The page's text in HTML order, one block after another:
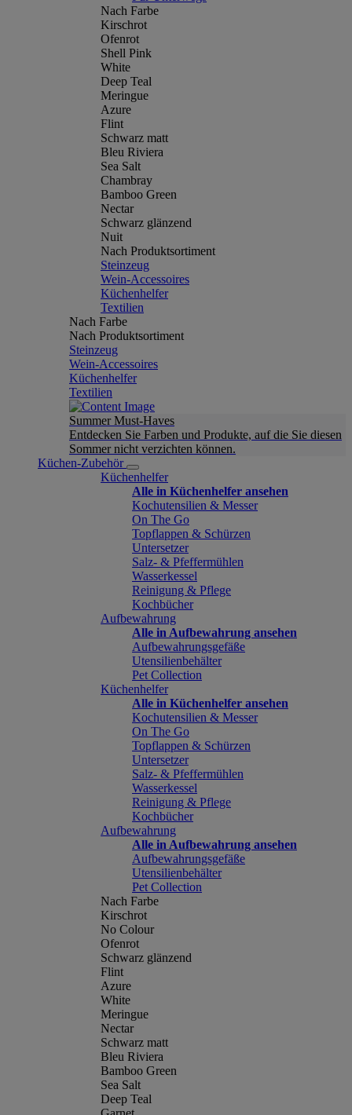
Nach Farbe
Kirschrot
Ofenrot
Shell Pink
White
Deep Teal
Meringue
Azure
Flint
Schwarz matt
Bleu Riviera
Sea Salt
Chambray
Bamboo Green
Nectar
Schwarz glänzend
Nuit
Nach Produktsortiment
Steinzeug
Wein-Accessoires
Küchenhelfer
Textilien
Nach Farbe
Nach Produktsortiment
Steinzeug
Wein-Accessoires
Küchenhelfer
Textilien
Summer Must-Haves
Entdecken Sie Farben und Produkte, auf die Sie diesen
Sommer nicht verzichten können.
Küchen-Zubehör
Küchenhelfer
Alle in Küchenhelfer ansehen
Kochutensilien & Messer
On The Go
Topflappen & Schürzen
Untersetzer
Salz- & Pfeffermühlen
Wasserkessel
Reinigung & Pflege
Kochbücher
Aufbewahrung
Alle in Aufbewahrung ansehen
Aufbewahrungsgefäße
Utensilienbehälter
Pet Collection
Küchenhelfer
Alle in Küchenhelfer ansehen
Kochutensilien & Messer
On The Go
Topflappen & Schürzen
Untersetzer
Salz- & Pfeffermühlen
Wasserkessel
Reinigung & Pflege
Kochbücher
Aufbewahrung
Alle in Aufbewahrung ansehen
Aufbewahrungsgefäße
Utensilienbehälter
Pet Collection
Nach Farbe
Kirschrot
No Colour
Ofenrot
Schwarz glänzend
Flint
Azure
White
Meringue
Nectar
Schwarz matt
Bleu Riviera
Bamboo Green
Sea Salt
Deep Teal